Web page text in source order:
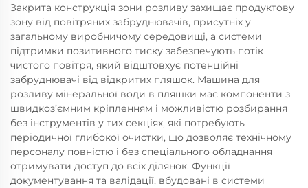
Закрита конструкція зони розливу захищає продуктову
зону від повітряних забруднювачів, присутніх у
загальному виробничому середовищі, а системи
підтримки позитивного тиску забезпечують потік
чистого повітря, який відштовхує потенційні
забруднювачі від відкритих пляшок. Машина для
розливу мінеральної води в пляшки має компоненти з
швидкоз’ємним кріпленням і можливістю розбирання
без інструментів у тих секціях, які потребують
періодичної глибокої очистки, що дозволяє технічному
персоналу повністю і без спеціального обладнання
отримувати доступ до всіх ділянок. Функції
документування та валідації, вбудовані в системи